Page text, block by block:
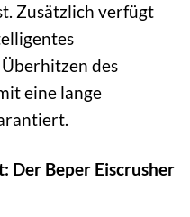
Zusätzlich verfügt
des
eine lange
Der Beper Eiscrusher